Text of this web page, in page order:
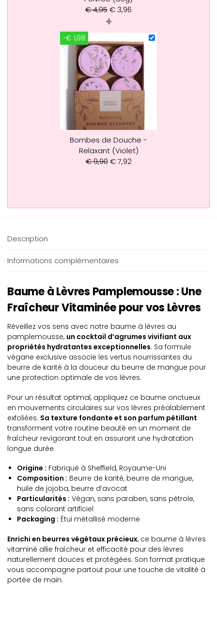
€4,95€ 3,96
+
-€ 1,98
Bombes de Douche -
Relaxant (Violet)
€9,90 €7,92
Description
Informations complémentaires
Baume à Lèvres Pamplemousse : Une
Fraîcheur Vitaminée pour vos Lèvres
Réveillez vos sens avec notre baume à lèvres au
pamplemousse, un cocktail d’agrumes vivifiant aux
propriétés hydratantes exceptionnelles. Sa formule
végane exclusive associe les vertus nourrissantes du
beurre de karité à la douceur du beurre de mangue pour
une protection optimale de vos lèvres.
Pour un résultat optimal, appliquez ce baume onctueux
en mouvements circulaires sur vos lèvres préalablement
exfoliées. Sa texture fondante et son parfum pétillant
transforment votre routine beauté en un moment de
fraîcheur revigorant tout en assurant une hydratation
longue durée.
Origine : Fabriqué à Sheffield, Royaume-Uni
Composition : Beurre de karité, beurre de mangue,
huile de jojoba, beurre d’avocat
Particularités : Végan, sans paraben, sans pétrole,
sans colorant artificiel
Packaging : Étui métallisé moderne
Enrichi en beurres végétaux précieux, ce baume à lèvres
vitaminé allie fraîcheur et efficacité pour des lèvres
naturellement douces et protégées. Son format pratique
vous accompagne partout pour une touche de vitalité à
portée de main.